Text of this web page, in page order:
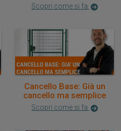
Scopri come si fa
Cancello Base: Già un
cancello ma semplice
Scopri come si fa